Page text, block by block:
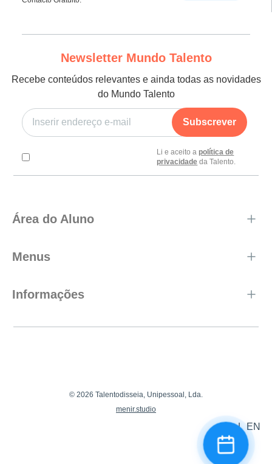
Newsletter Mundo Talento
Recebe conteúdos relevantes e ainda todas as novidades
do Mundo Talento
Li e aceito a política de
privacidade da Talento.
Subscrever
Área do Aluno
Menus
Informações
© 2026 Talentodisseia, Unipessoal, Lda.
menir.studio
PT | EN